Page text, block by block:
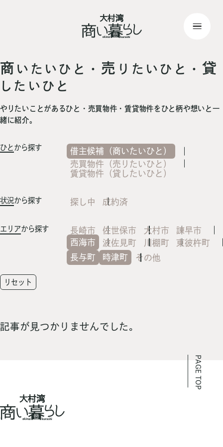
商 いたいひと・ 売 りたいひと・貸
したいひと
やりたいことがあるひと・売買物件・賃貸物件をひと柄や想いと一
緒に紹介。
ひと から探す
借主候補（商いたいひと）
売買物件（売りたいひと）
賃貸物件（貸したいひと）
状況から探す 探し中 成約済
エリアから探す 長崎市 佐世保市 大村市
諫早市
西海市
波佐見町 川棚町
東彼杵町
長与町
時津町 その他
リセット
記事が見つかりませんでした。
PAGE TOP